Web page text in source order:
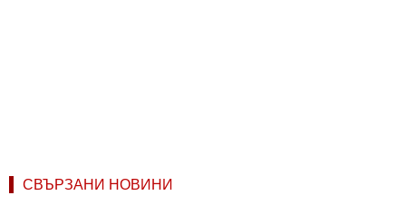
СВЪРЗАНИ НОВИНИ